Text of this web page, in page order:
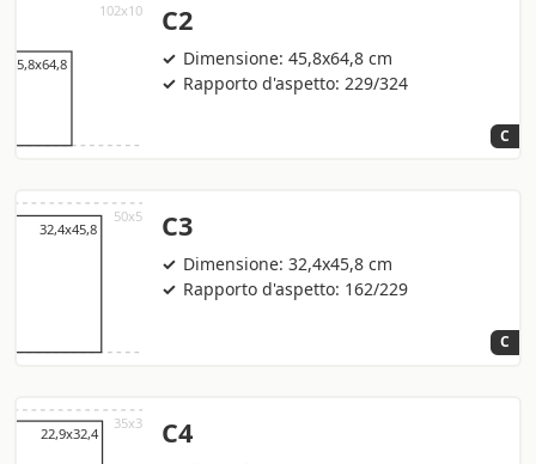
C2
Dimensione: 45,8x64,8 cm
Rapporto d'aspetto: 229/324
C
C3
Dimensione: 32,4x45,8 cm
Rapporto d'aspetto: 162/229
C
C4